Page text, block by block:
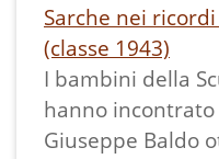
Sarche nei
(classe 1943)
I bambini della
hanno
Giuseppe Baldo